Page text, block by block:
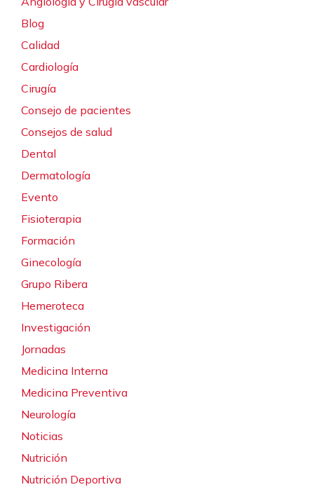
Blog
Calidad
Cardiología
Cirugía
Consejo de pacientes
Consejos de salud
Dental
Dermatología
Evento
Fisioterapia
Formación
Ginecología
Grupo Ribera
Hemeroteca
Investigación
Jornadas
Medicina Interna
Medicina Preventiva
Neurología
Noticias
Nutrición
Nutrición Deportiva